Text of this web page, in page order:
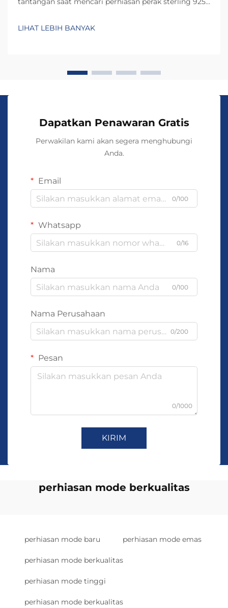
memiliki risiko khas yang dapat secara signifikan
LIHAT LEBIH BANYAK
Dapatkan Penawaran Gratis
Perwakilan kami akan segera menghubungi
Anda.
Email
0/100
Whatsapp
0/16
Nama
0/100
Nama Perusahaan
0/200
Pesan
0/1000
KIRIM
perhiasan mode berkualitas
perhiasan mode baru perhiasan mode emas
perhiasan mode berkualitas
perhiasan mode tinggi
perhiasan mode berkualitas